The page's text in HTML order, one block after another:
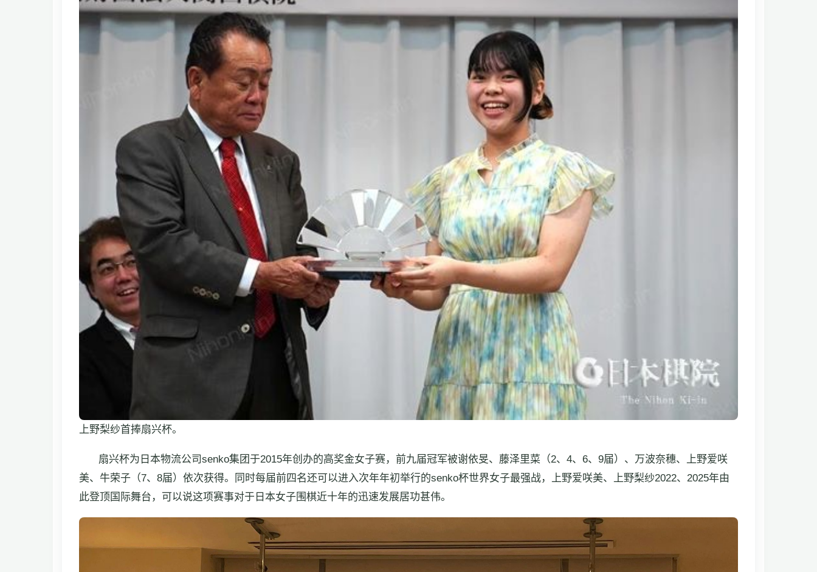
上野梨纱首捧扇兴杯。
扇兴杯为日本物流公司senko集团于2015年创办的高奖金女子赛，前九届冠军被谢依旻、藤泽里菜（2、4、6、9届）、万波奈穗、上野爱咲
美、牛荣子（7、8届）依次获得。同时每届前四名还可以进入次年年初举行的senko杯世界女子最强战，上野爱咲美、上野梨纱2022、2025年由
此登顶国际舞台，可以说这项赛事对于日本女子围棋近十年的迅速发展居功甚伟。